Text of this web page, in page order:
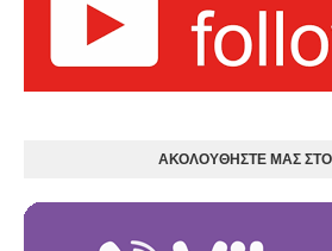
ΑΚΟΛΟΥΘΗΣΤΕ ΜΑΣ ΣΤΟ